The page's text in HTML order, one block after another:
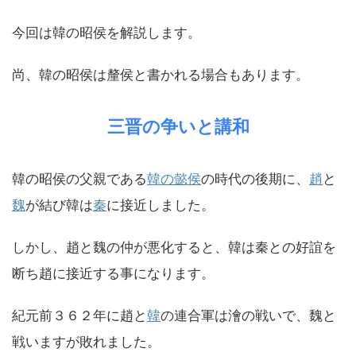
今回は韓の昭侯を解説します。
尚、韓の昭侯は釐侯と書かれる場合もあります。
三晋の争いと講和
韓の昭侯の父親である韓の懿侯の時代の後期に、 趙 と
魏が結び韓は秦に接近しました。
しかし、趙と魏の仲が悪化すると、韓は秦との好誼を
断ち趙に接近する事になります。
紀元前３６２年に趙と韓の連合軍は澮の戦いで、魏と
戦いますが敗れました。